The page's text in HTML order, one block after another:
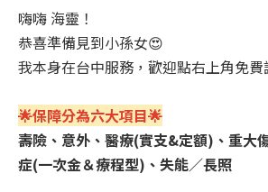
嗨嗨 海靈！
恭喜準備見到小孫女😍
我本身在台中服務，歡迎點右上角免費
🌟保障分為六大項目🌟
壽險、意外、醫療(實支&定額)、重大
症(一次金＆療程型)、失能／長照